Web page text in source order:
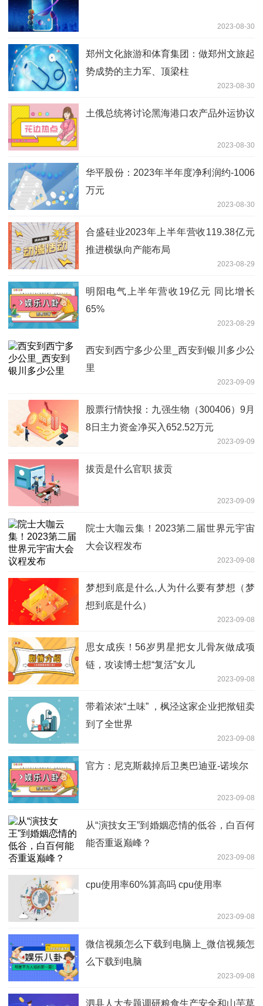
2023-08-30
郑州文化旅游和体育集团：做郑州文旅起
势成势的主力军、顶梁柱
2023-08-30
土俄总统将讨论黑海港口农产品外运协议
2023-08-30
华平股份：2023年半年度净利润约-1006
万元
2023-08-30
合盛硅业2023年上半年营收119.38亿元
推进横纵向产能布局
2023-08-29
明阳电气上半年营收19亿元 同比增长
65%
2023-08-29
西安到西宁多少公里_西安到银川多少公
里
2023-09-09
股票行情快报：九强生物（300406）9月
8日主力资金净买入652.52万元
2023-09-09
拔贡是什么官职 拔贡
2023-09-09
院士大咖云集！2023第二届世界元宇宙
大会议程发布
2023-09-08
梦想到底是什么,人为什么要有梦想（梦
想到底是什么）
2023-09-08
思女成疾！56岁男星把女儿骨灰做成项
链，攻读博士想“复活”女儿
2023-09-08
带着浓浓“土味” ，枫泾这家企业把揿钮卖
到了全世界
2023-09-08
官方：尼克斯裁掉后卫奥巴迪亚-诺埃尔
2023-09-08
从“演技女王”到婚姻恋情的低谷，白百何
能否重返巅峰？
2023-09-08
cpu使用率60%算高吗 cpu使用率
2023-09-08
微信视频怎么下载到电脑上_微信视频怎
么下载到电脑
2023-09-08
泗县人大专题调研粮食生产安全和山芋草